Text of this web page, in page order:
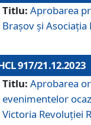
Titlu: Aprobarea
Brașov și Asociația
917/21.12.2023
Titlu: Aprobarea
evenimentelor
Victoria Revoluţiei